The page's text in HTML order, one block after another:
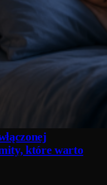
które warto